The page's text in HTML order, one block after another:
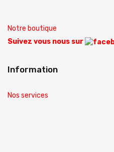
Notre boutique
Suivez vous nous sur
Information
Nos services